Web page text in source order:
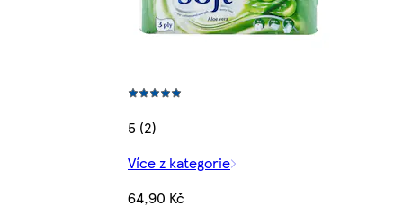
5 (2)
Více z kategorie
64,90 Kč